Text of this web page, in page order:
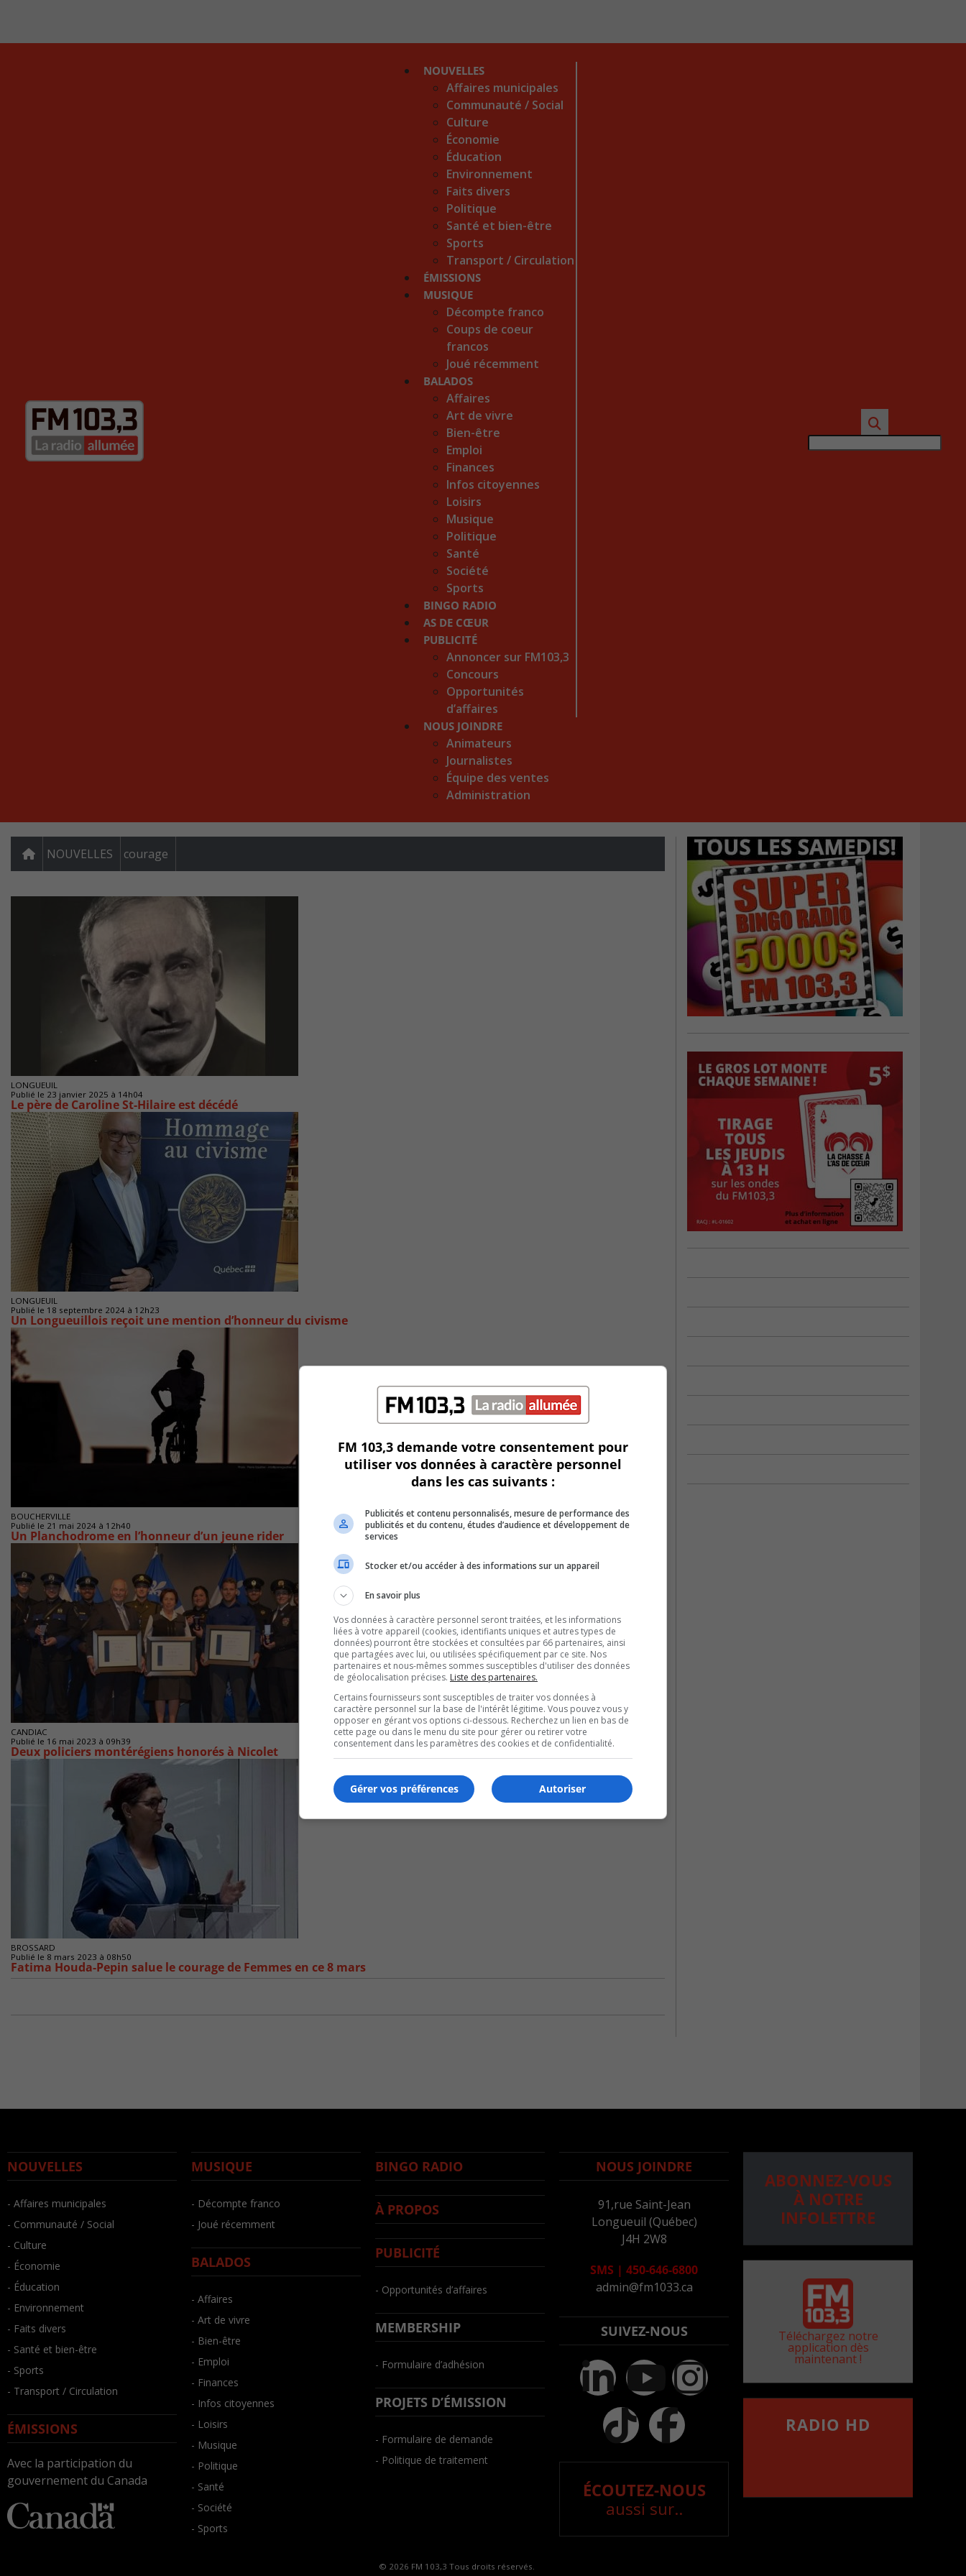
NOUVELLES
Affaires municipales
Communauté / Social
Culture
Économie
Éducation
Environnement
Faits divers
Politique
Santé et bien-être
Sports
Transport / Circulation
ÉMISSIONS
MUSIQUE
Décompte franco
Coups de coeur
francos
Joué récemment
BALADOS
Affaires
Art de vivre
Bien-être
Emploi
Finances
Infos citoyennes
Loisirs
Musique
Politique
Santé
Société
Sports
BINGO RADIO
AS DE CŒUR
PUBLICITÉ
Annoncer sur FM103,3
Concours
Opportunités
d’affaires
NOUS JOINDRE
Animateurs
Journalistes
Équipe des ventes
Administration
NOUVELLES courage
LONGUEUIL
Publié le 23 janvier 2025 à 14h04
Le père de Caroline St-Hilaire est décédé
LONGUEUIL
Publié le 18 septembre 2024 à 12h23
Un Longueuillois reçoit une mention d’honneur du civisme
BOUCHERVILLE
Publié le 21 mai 2024 à 12h40
Un Planchodrome en l’honneur d’un jeune rider
CANDIAC
Publié le 16 mai 2023 à 09h39
Deux policiers montérégiens honorés à Nicolet
BROSSARD
Publié le 8 mars 2023 à 08h50
Fatima Houda-Pepin salue le courage de Femmes en ce 8 mars
NOUVELLES
- Affaires municipales
- Communauté / Social
- Culture
- Économie
- Éducation
- Environnement
- Faits divers
- Santé et bien-être
- Sports
- Transport / Circulation
ÉMISSIONS
Avec la participation du
gouvernement du Canada
MUSIQUE
- Décompte franco
- Joué récemment
BALADOS
- Affaires
- Art de vivre
- Bien-être
- Emploi
- Finances
- Infos citoyennes
- Loisirs
- Musique
- Politique
- Santé
- Société
- Sports
BINGO RADIO
À PROPOS
PUBLICITÉ
- Opportunités d’affaires
MEMBERSHIP
- Formulaire d’adhésion
PROJETS D’ÉMISSION
- Formulaire de demande
- Politique de traitement
NOUS JOINDRE
91,rue Saint-Jean
Longueuil (Québec)
J4H 2W8
SMS | 450-646-6800
admin@fm1033.ca
SUIVEZ-NOUS
ÉCOUTEZ-NOUS
aussi sur..
ABONNEZ-VOUS
À NOTRE
INFOLETTRE
Téléchargez notre
application dès
maintenant !
RADIO HD
© 2026 FM 103,3 Tous droits réservés.
FM 103,3 demande votre consentement pour
utiliser vos données à caractère personnel
dans les cas suivants :
Publicités et contenu personnalisés, mesure de performance des
publicités et du contenu, études d’audience et développement de
services
Stocker et/ou accéder à des informations sur un appareil
En savoir plus
Vos données à caractère personnel seront traitées, et les informations
liées à votre appareil (cookies, identifiants uniques et autres types de
données) pourront être stockées et consultées par 66 partenaires, ainsi
que partagées avec lui, ou utilisées spécifiquement par ce site. Nos
partenaires et nous-mêmes sommes susceptibles d'utiliser des données
de géolocalisation précises. Liste des partenaires.
Certains fournisseurs sont susceptibles de traiter vos données à
caractère personnel sur la base de l'intérêt légitime. Vous pouvez vous y
opposer en gérant vos options ci-dessous. Recherchez un lien en bas de
cette page ou dans le menu du site pour gérer ou retirer votre
consentement dans les paramètres des cookies et de confidentialité.
Autoriser
Gérer vos préférences